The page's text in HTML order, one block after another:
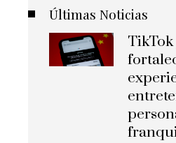
Últimas Noticias